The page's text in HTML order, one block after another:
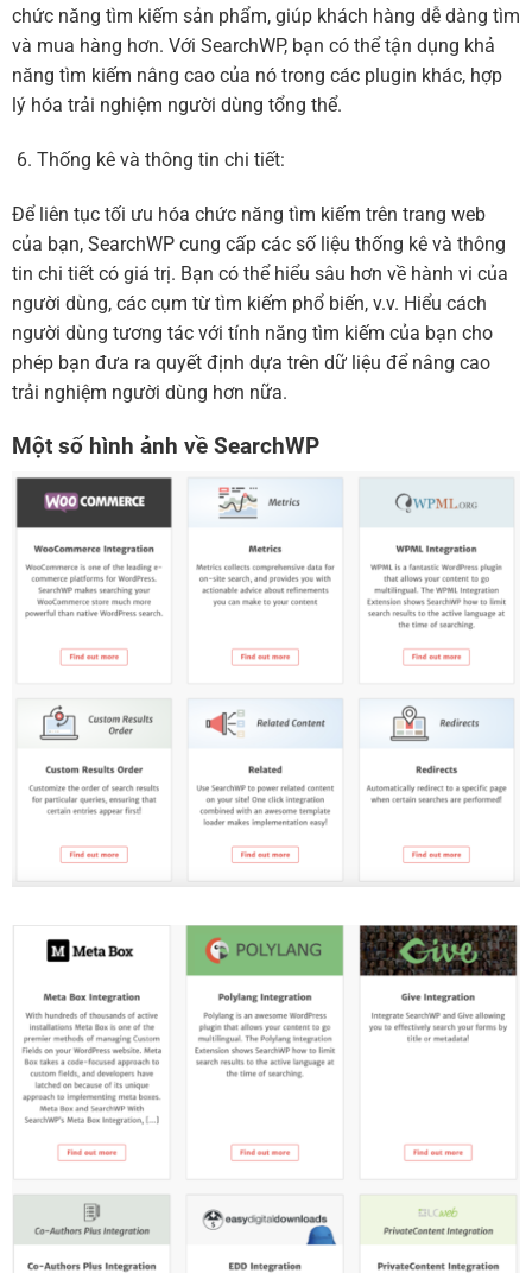
chức năng tìm kiếm sản phẩm, giúp khách hàng dễ dàng tìm
và mua hàng hơn. Với SearchWP, bạn có thể tận dụng khả
năng tìm kiếm nâng cao của nó trong các plugin khác, hợp
lý hóa trải nghiệm người dùng tổng thể.
Thống kê và thông tin chi tiết:
Để liên tục tối ưu hóa chức năng tìm kiếm trên trang web
của bạn, SearchWP cung cấp các số liệu thống kê và thông
tin chi tiết có giá trị. Bạn có thể hiểu sâu hơn về hành vi của
người dùng, các cụm từ tìm kiếm phổ biến, v.v. Hiểu cách
người dùng tương tác với tính năng tìm kiếm của bạn cho
phép bạn đưa ra quyết định dựa trên dữ liệu để nâng cao
trải nghiệm người dùng hơn nữa.
Một số hình ảnh về SearchWP